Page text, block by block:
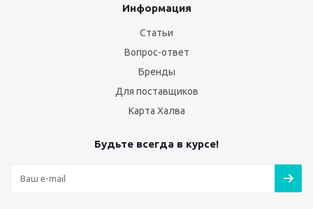
Информация
Статьи
Вопрос-ответ
Бренды
Для поставщиков
Карта Халва
Будьте всегда в курсе!